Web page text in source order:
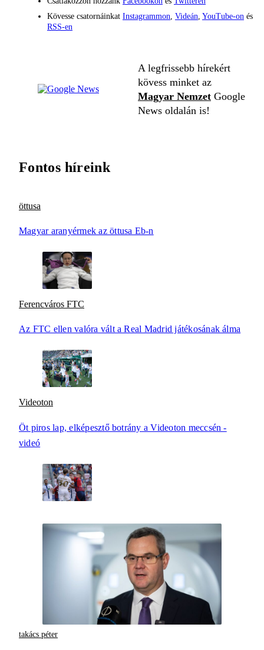
Kövesse csatornáinkat Instagrammon, Videán, YouTube-on és
RSS-en
A legfrissebb hírekért
kövess minket az
Magyar Nemzet Google
News oldalán is!
Fontos híreink
öttusa
Magyar aranyérmek az öttusa Eb-n
Ferencváros FTC
Az FTC ellen valóra vált a Real Madrid játékosának álma
Videoton
Öt piros lap, elképesztő botrány a Videoton meccsén -
videó
takács péter